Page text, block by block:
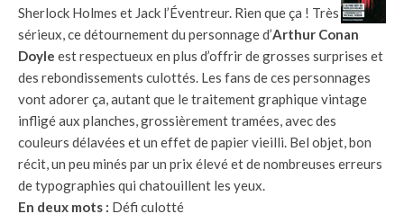
Sherlock Holmes et Jack l’Éventreur. Rien que ça ! Très
sérieux, ce détournement du personnage d’Arthur Conan
Doyle est respectueux en plus d’offrir de grosses surprises et
des rebondissements culottés. Les fans de ces personnages
vont adorer ça, autant que le traitement graphique vintage
infligé aux planches, grossièrement tramées, avec des
couleurs délavées et un effet de papier vieilli. Bel objet, bon
récit, un peu minés par un prix élevé et de nombreuses erreurs
de typographies qui chatouillent les yeux.
En deux mots : Défi culotté